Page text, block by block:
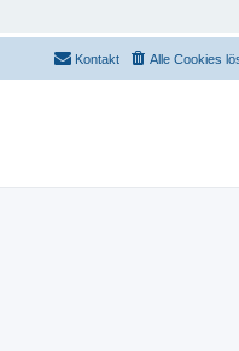
Alle Cookies
Kontakt